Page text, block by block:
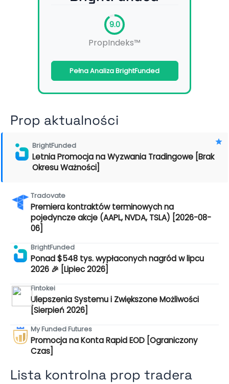
9.0
PropIndeks™
Pełna Analiza BrightFunded
Prop aktualności
BrightFunded
Letnia Promocja na Wyzwania Tradingowe [Brak
Okresu Ważności]
Tradovate
Premiera kontraktów terminowych na
pojedyncze akcje (AAPL, NVDA, TSLA) [2026-08-
06]
BrightFunded
Ponad $548 tys. wypłaconych nagród w lipcu
2026 🎉 [Lipiec 2026]
Fintokei
Ulepszenia Systemu i Zwiększone Możliwości
[Sierpień 2026]
My Funded Futures
Promocja na Konta Rapid EOD [Ograniczony
Czas]
Lista kontrolna prop tradera